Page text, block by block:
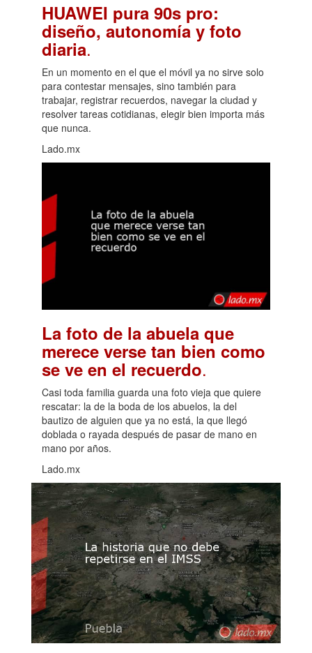
HUAWEI pura 90s pro:
diseño, autonomía y foto
diaria.
En un momento en el que el móvil ya no sirve solo
para contestar mensajes, sino también para
trabajar, registrar recuerdos, navegar la ciudad y
resolver tareas cotidianas, elegir bien importa más
que nunca.
Lado.mx
La foto de la abuela que
merece verse tan bien como
se ve en el recuerdo.
Casi toda familia guarda una foto vieja que quiere
rescatar: la de la boda de los abuelos, la del
bautizo de alguien que ya no está, la que llegó
doblada o rayada después de pasar de mano en
mano por años.
Lado.mx